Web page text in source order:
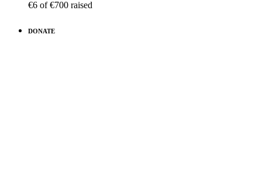
€6 of€700 raised
DONATE